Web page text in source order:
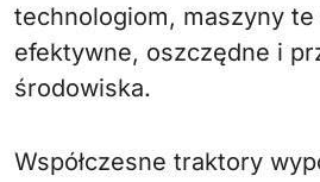
technologiom, maszyny te
efektywne, oszczędne i
środowiska.
Współczesne traktory